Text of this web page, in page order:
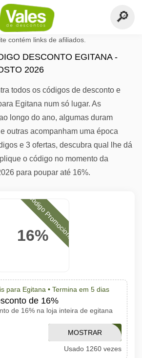
contém links de afiliados.
DESCONTO EGITANA -
2026
todos os códigos de desconto e
Egitana num só lugar. As
longo do ano, algumas duram
outras acompanham uma época
e 3 ofertas, descubra qual lhe dá
o código no momento da
para poupar até 16%.
16%
Código Promocional
para Egitana • Termina em 5 dias
de 16%
de 16% na loja inteira de egitana
MEAZN
MOSTRAR
CÓDIGO
Usado 1260 vezes